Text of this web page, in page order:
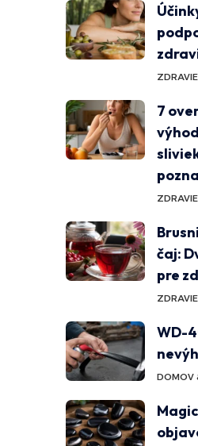
7
čaj:
pre
WD-
DOMOV